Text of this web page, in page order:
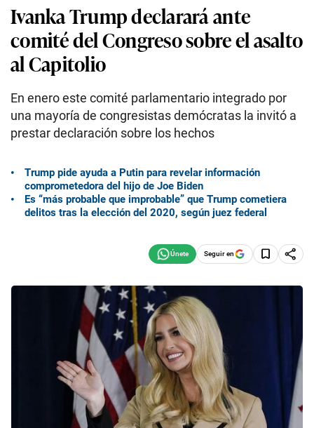
Ivanka Trump declarará ante
comité del Congreso sobre el asalto
al Capitolio
En enero este comité parlamentario integrado por
una mayoría de congresistas demócratas la invitó a
prestar declaración sobre los hechos
Trump pide ayuda a Putin para revelar información
comprometedora del hijo de Joe Biden
Es “más probable que improbable” que Trump cometiera
delitos tras la elección del 2020, según juez federal
Seguir en